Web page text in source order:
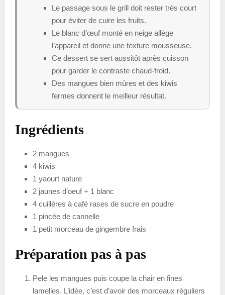
Le passage sous le grill doit rester très court
pour éviter de cuire les fruits.
Le blanc d’œuf monté en neige allège
l’appareil et donne une texture mousseuse.
Ce dessert se sert aussitôt après cuisson
pour garder le contraste chaud-froid.
Des mangues bien mûres et des kiwis
fermes donnent le meilleur résultat.
Ingrédients
2 mangues
4 kiwis
1 yaourt nature
2 jaunes d’oeuf + 1 blanc
4 cuillères à café rases de sucre en poudre
1 pincée de cannelle
1 petit morceau de gingembre frais
Préparation pas à pas
Pele les mangues puis coupe la chair en fines
lamelles. L’idée, c’est d’avoir des morceaux réguliers